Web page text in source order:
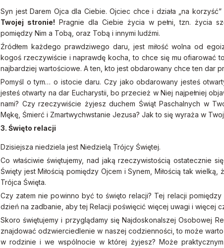
Syn jest Darem Ojca dla Ciebie. Ojciec chce i działa „na
Twojej stronie! Pragnie dla Ciebie życia w pełni, tzn. życia
pomiędzy Nim a Tobą, oraz Tobą i innymi ludźmi.
Źródłem każdego prawdziwego daru, jest miłość wolna od
kogoś rzeczywiście i naprawdę kocha, to chce się mu ofiarować
najbardziej wartościowe. A ten, kto jest obdarowany chce ten dar
Pomyśl o tym… o istocie daru. Czy jako obdarowany jesteś
jesteś otwarty na dar Eucharystii, bo przecież w Niej najpełniej
nami? Czy rzeczywiście żyjesz duchem Świąt Paschalnych w
Mękę, Śmierć i Zmartwychwstanie Jezusa? Jak to się wyraża w
3. Święto relacji
Dzisiejsza niedziela jest Niedzielą Trójcy Świętej.
Co właściwie świętujemy, nad jaką rzeczywistością ostatecznie
Święty jest Miłością pomiędzy Ojcem i Synem, Miłością tak
Trójca Święta.
Czy zatem nie powinno być to święto relacji? Tej relacji
dzień na zadbanie, aby tej Relacji poświęcić więcej uwagi i więcej
Skoro świętujemy i przyglądamy się Najdoskonalszej Osobowej
znajdować odzwierciedlenie w naszej codzienności, to może
w rodzinie i we wspólnocie w której żyjesz? Może